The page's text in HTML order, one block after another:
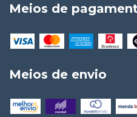
Meios de
Meios de envio